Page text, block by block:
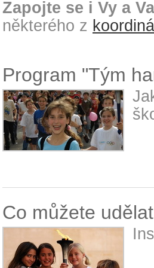
Zapojte se i Vy a
některého z
Program "Tým
Co můžete